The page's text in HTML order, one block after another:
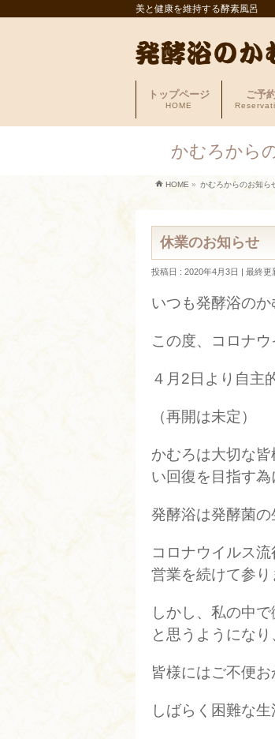
美と健康を維持する酵素風呂
トップページ
HOME
ご予
かむろから
HOME » かむろからのお知ら
休業のお知らせ
投稿日 : 2020年4月3日 最終更
いつも発酵浴のか
この度、コロナ
４月2日より自主
（再開は未定）
かむろは大切な
い回復を目指す為
発酵浴は発酵菌の
コロナウイルス
営業を続けて参り
しかし、私の中
と思うようにな
皆様にはご不便お
しばらく困難な